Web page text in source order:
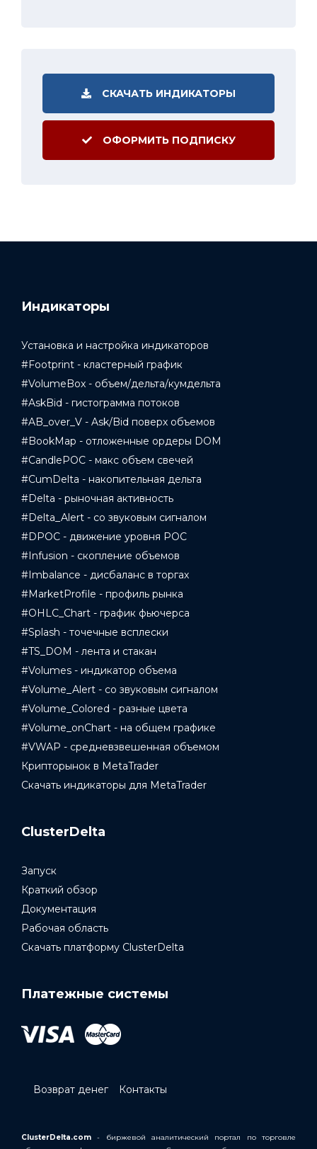
СКАЧАТЬ ИНДИКАТОРЫ
ОФОРМИТЬ ПОДПИСКУ
Индикаторы
Установка и настройка индикаторов
#Footprint - кластерный график
#VolumeBox - объем/дельта/кумдельта
#AskBid - гистограмма потоков
#AB_over_V - Ask/Bid поверх объемов
#BookMap - отложенные ордеры DOM
#CandlePOC - макс объем свечей
#CumDelta - накопительная дельта
#Delta - рыночная активность
#Delta_Alert - со звуковым сигналом
#DPOC - движение уровня POC
#Infusion - скопление объемов
#Imbalance - дисбаланс в торгах
#MarketProfile - профиль рынка
#OHLC_Chart - график фьючерса
#Splash - точечные всплески
#TS_DOM - лента и стакан
#Volumes - индикатор объема
#Volume_Alert - со звуковым сигналом
#Volume_Colored - разные цвета
#Volume_onChart - на общем графике
#VWAP - средневзвешенная объемом
Крипторынок в MetaTrader
Скачать индикаторы для MetaTrader
ClusterDelta
Запуск
Краткий обзор
Документация
Рабочая область
Скачать платформу ClusterDelta
Платежные системы
Возврат денег Контакты
ClusterDelta.com - биржевой аналитический портал по торговле